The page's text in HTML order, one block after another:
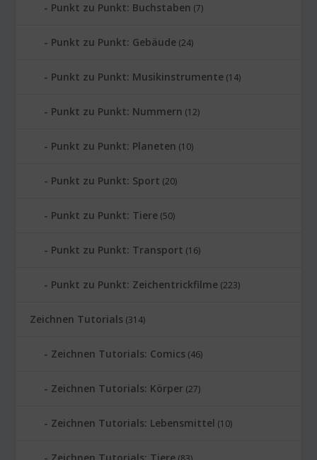
Punkt zu Punkt: Buchstaben (7)
Punkt zu Punkt: Gebäude (24)
Punkt zu Punkt: Musikinstrumente (14)
Punkt zu Punkt: Nummern (12)
Punkt zu Punkt: Planeten (10)
Punkt zu Punkt: Sport (20)
Punkt zu Punkt: Tiere (50)
Punkt zu Punkt: Transport (16)
Punkt zu Punkt: Zeichentrickfilme (223)
Zeichnen Tutorials (314)
Zeichnen Tutorials: Comics (46)
Zeichnen Tutorials: Körper (27)
Zeichnen Tutorials: Lebensmittel (10)